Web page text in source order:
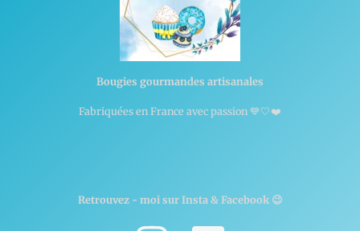
Bougies gourmandes artisanales
Fabriquées en France avec passion 💙🤍❤️
Retrouvez - moi sur Insta & Facebook 😉